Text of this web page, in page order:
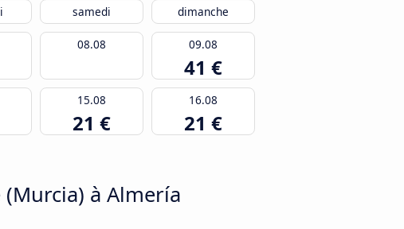
samedi dimanche
08.08 09.08
41 €
15.08
21 €
16.08
21 €
à Almería